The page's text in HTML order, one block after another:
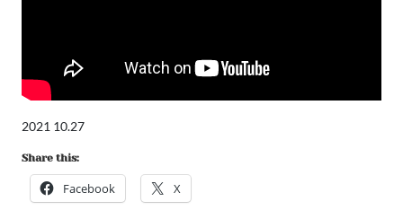
2021 10.27
Share this:
Facebook X